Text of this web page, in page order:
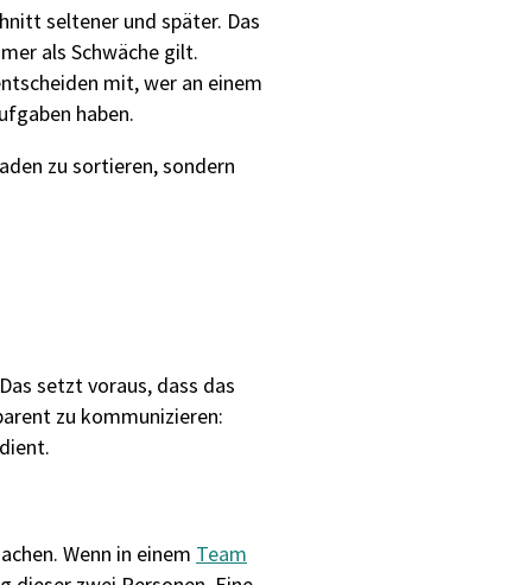
seltener und später. Das
als Schwäche gilt.
mit, wer an einem
haben.
zu sortieren, sondern
setzt voraus, dass das
zu kommunizieren:
Wenn in einem Team